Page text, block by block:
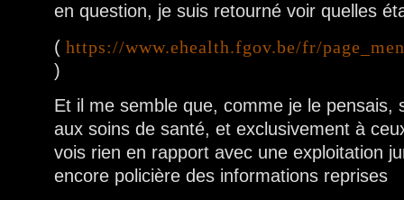
en question, je suis retourné voir quelles
( https://www.ehealth.fgov.be/fr/
)
Et il me semble que, comme je le pensais,
aux soins de santé, et exclusivement à
vois rien en rapport avec une exploitation
encore policière des informations reprises